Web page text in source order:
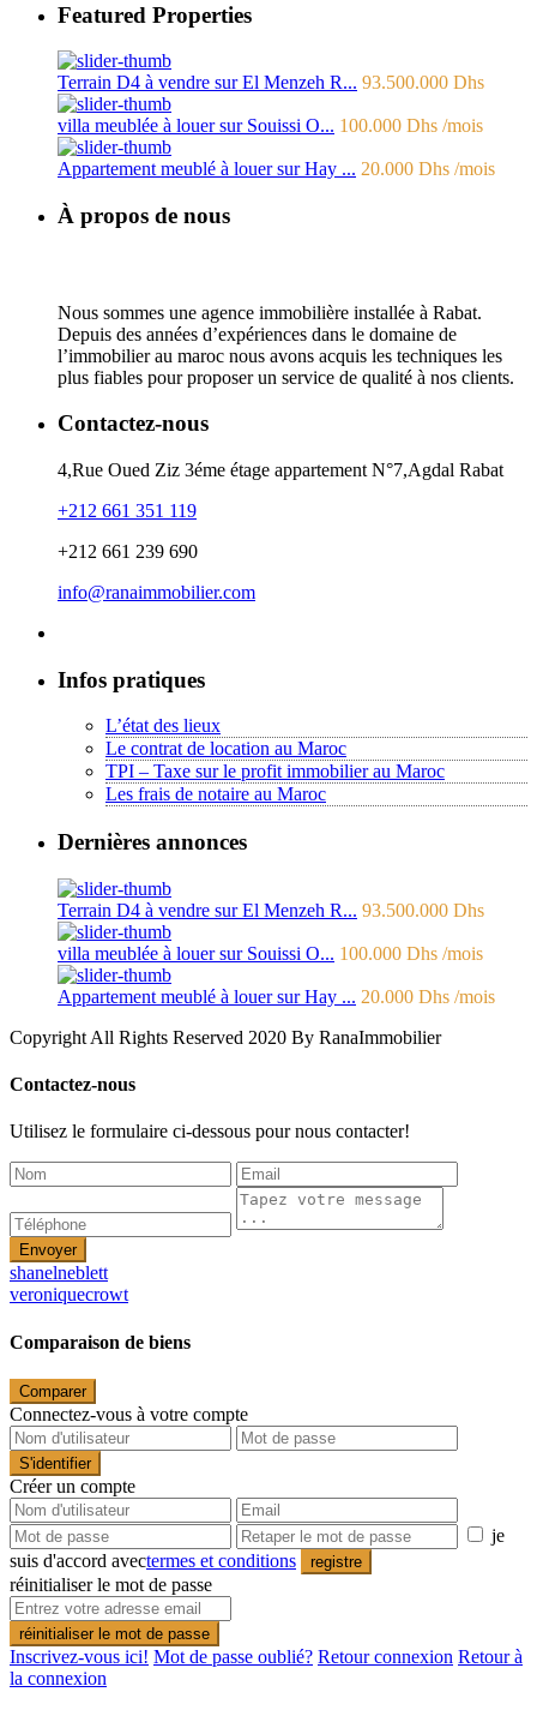
Featured Properties
Terrain D4 à vendre sur El Menzeh R... 93.500.000 Dhs
villa meublée à louer sur Souissi O... 100.000 Dhs /mois
Appartement meublé à louer sur Hay ... 20.000 Dhs /mois
À propos de nous
Nous sommes une agence immobilière installée à Rabat.
Depuis des années d’expériences dans le domaine de
l’immobilier au maroc nous avons acquis les techniques les
plus fiables pour proposer un service de qualité à nos clients.
Contactez-nous
4,Rue Oued Ziz 3éme étage appartement N°7,Agdal Rabat
+212 661 351 119
+212 661 239 690
info@ranaimmobilier.com
Infos pratiques
L’état des lieux
Le contrat de location au Maroc
TPI – Taxe sur le profit immobilier au Maroc
Les frais de notaire au Maroc
Dernières annonces
Terrain D4 à vendre sur El Menzeh R... 93.500.000 Dhs
villa meublée à louer sur Souissi O... 100.000 Dhs /mois
Appartement meublé à louer sur Hay ... 20.000 Dhs /mois
Copyright All Rights Reserved 2020 By RanaImmobilier
Contactez-nous
Utilisez le formulaire ci-dessous pour nous contacter!
Envoyer
shanelneblett
veroniquecrowt
Comparaison de biens
Comparer
Connectez-vous à votre compte
S'identifier
Créer un compte
je
suis d'accord avectermes et conditions registre
réinitialiser le mot de passe
réinitialiser le mot de passe
Inscrivez-vous ici! Mot de passe oublié? Retour connexion Retour à
la connexion